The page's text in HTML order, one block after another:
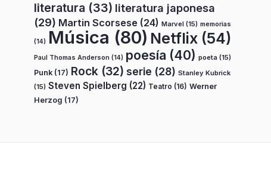
literatura (33) literatura japonesa
(29) Martin Scorsese (24) Marvel (15) memorias
(14) Música (80) Netflix (54)
Paul Thomas Anderson (14) poesía (40) poeta (15)
Punk (17) Rock (32) serie (28) Stanley Kubrick
(15) Steven Spielberg (22) Teatro (16) Werner
Herzog (17)